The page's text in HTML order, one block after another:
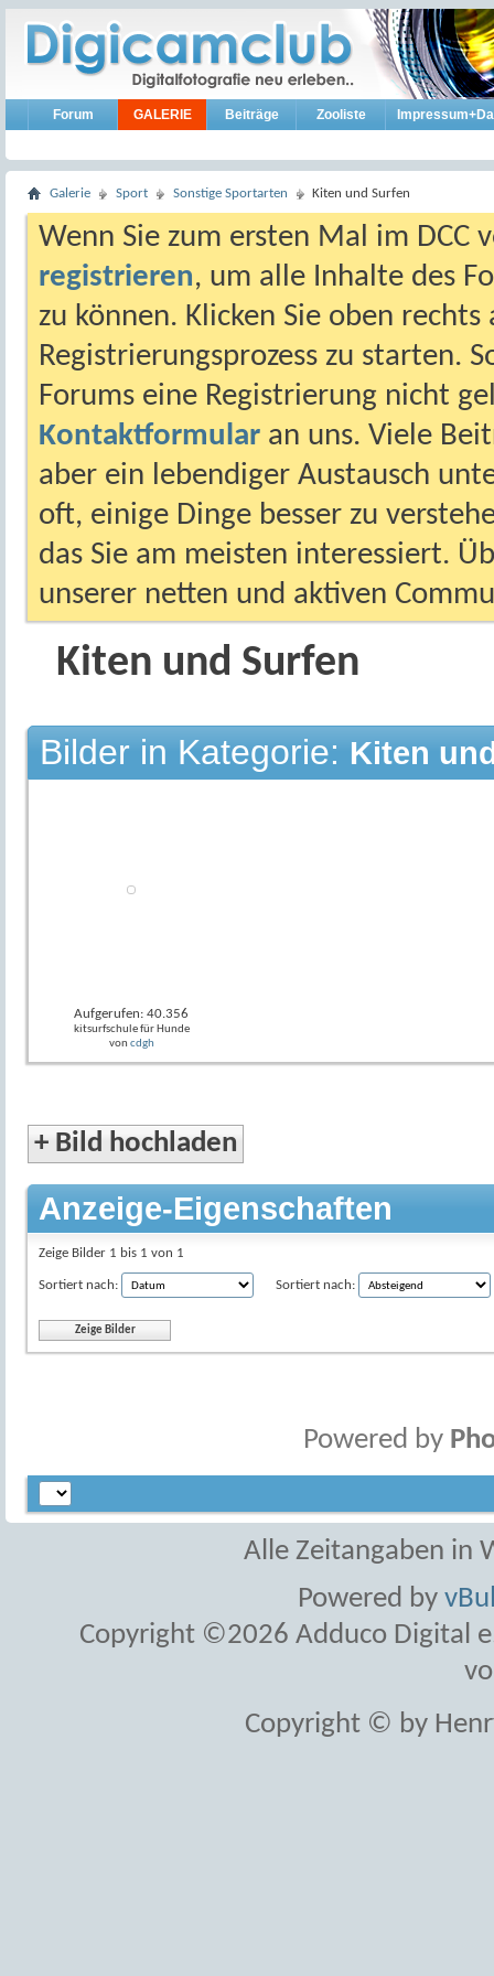
Forum GALERIE Beiträge Zooliste
Galerie Sport Sonstige Sportarten Kiten und Surfen
Wenn Sie zum ersten Mal im DCC
registrieren, um alle Inhalte des
zu können. Klicken Sie oben
Registrierungsprozess zu starten.
Forums eine Registrierung nicht
Kontaktformular an uns. Viele
aber ein lebendiger Austausch
oft, einige Dinge besser zu
das Sie am meisten interessiert.
unserer netten und aktiven
Kiten und Surfen
Bilder in Kategorie: Kiten
Aufgerufen: 40.356
kitsurfschule für Hunde
von cdgh
+ Bild hochladen
Anzeige-Eigenschaften
Zeige Bilder 1 bis 1 von 1
Sortiert nach: Sortiert nach:
Powered by
Alle Zeitangaben in
Powered by
Copyright ©2026 Adduco Digital
Copyright © by